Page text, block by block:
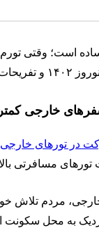
نمی‌ماند.
خارجی کمتر
در تورهای خارجی
تورهای مسافرتی
مردم تلاش
به محل سکونت است.